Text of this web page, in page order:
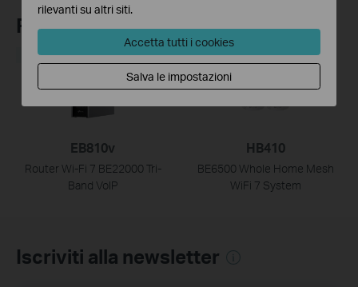
Recommend Products
EB810v
Router Wi-Fi 7 BE22000 Tri-
Band VoIP
NEW
HB410
BE6500 Whole Home Mesh
WiFi 7 System
Iscriviti alla newsletter
rilevanti su altri siti.
Accetta tutti i cookies
Salva le impostazioni